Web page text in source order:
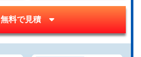
無料で見積